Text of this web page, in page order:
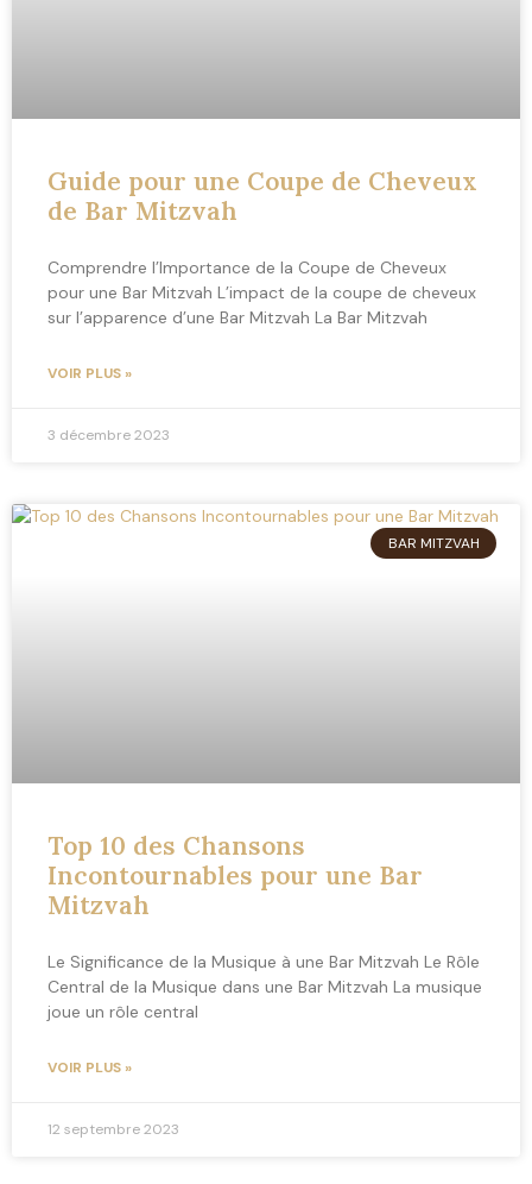
Guide pour une Coupe de Cheveux
de Bar Mitzvah
Comprendre l’Importance de la Coupe de Cheveux
pour une Bar Mitzvah L’impact de la coupe de cheveux
sur l’apparence d’une Bar Mitzvah La Bar Mitzvah
VOIR PLUS »
3 décembre 2023
BAR MITZVAH
Top 10 des Chansons
Incontournables pour une Bar
Mitzvah
Le Significance de la Musique à une Bar Mitzvah Le Rôle
Central de la Musique dans une Bar Mitzvah La musique
joue un rôle central
VOIR PLUS »
12 septembre 2023